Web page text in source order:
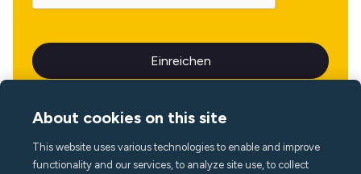
Sprache
About cookies on this site
This website uses various technologies to enable and improve
functionality and our services, to analyze site use, to collect